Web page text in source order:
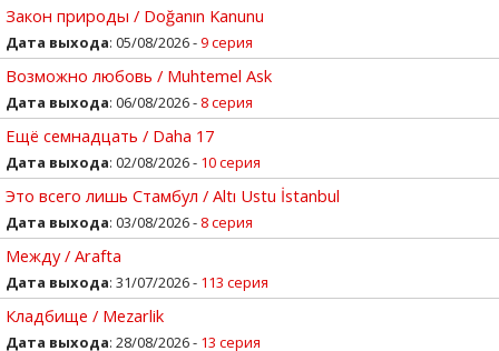
Закон природы / Doğanın Kanunu
Дата выхода: 05/08/2026 -9 серия
Возможно любовь / Muhtemel Ask
Дата выхода: 06/08/2026 - 8 серия
Ещё семнадцать / Daha 17
Дата выхода: 02/08/2026 - 10 серия
Это всего лишь Стамбул / Altı Ustu İstanbul
Дата выхода: 03/08/2026 - 8 серия
Между / Arafta
Дата выхода: 31/07/2026 - 113 серия
Кладбище / Mezarlik
Дата выхода: 28/08/2026 - 13 серия